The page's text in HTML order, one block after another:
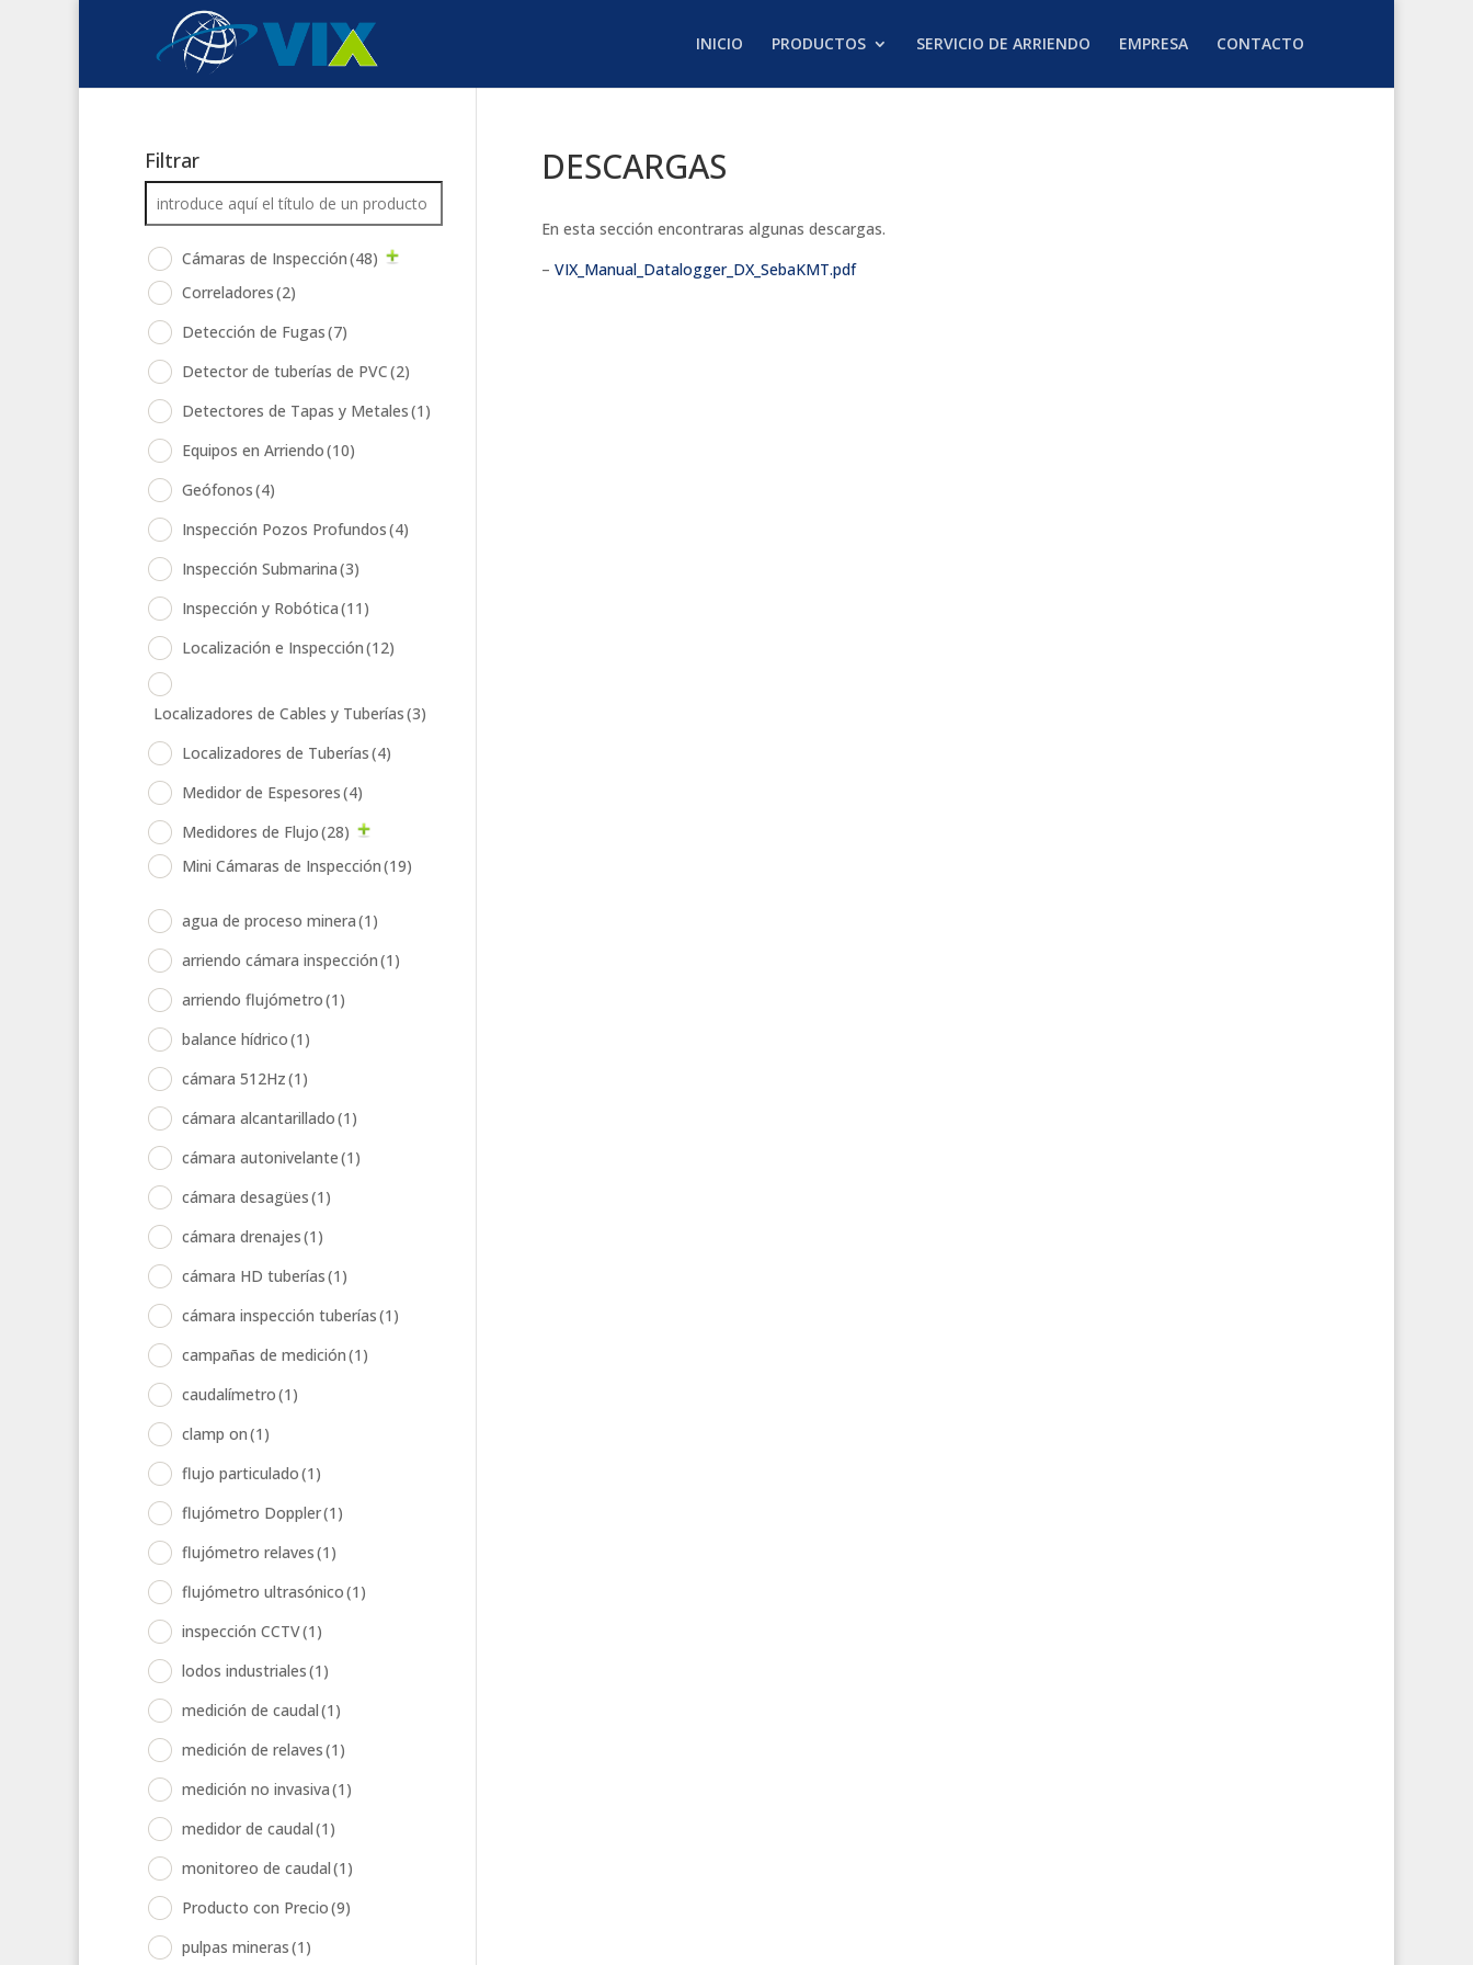
INICIO PRODUCTOS SERVICIO DE ARRIENDO EMPRESA CONTACTO
DESCARGAS
En esta sección encontraras algunas descargas.
– VIX_Manual_Datalogger_DX_SebaKMT.pdf
Filtrar
Cámaras de Inspección(48)
Correladores(2)
Detección de Fugas(7)
Detector de tuberías de PVC(2)
Detectores de Tapas y Metales(1)
Equipos en Arriendo(10)
Geófonos(4)
Inspección Pozos Profundos(4)
Inspección Submarina(3)
Inspección y Robótica(11)
Localización e Inspección(12)
Localizadores de Cables y Tuberías(3)
Localizadores de Tuberías(4)
Medidor de Espesores(4)
Medidores de Flujo(28)
Mini Cámaras de Inspección(19)
agua de proceso minera(1)
arriendo cámara inspección(1)
arriendo flujómetro(1)
balance hídrico(1)
cámara 512Hz(1)
cámara alcantarillado(1)
cámara autonivelante(1)
cámara desagües(1)
cámara drenajes(1)
cámara HD tuberías(1)
cámara inspección tuberías(1)
campañas de medición(1)
caudalímetro(1)
clamp on(1)
flujo particulado(1)
flujómetro Doppler(1)
flujómetro relaves(1)
flujómetro ultrasónico(1)
inspección CCTV(1)
lodos industriales(1)
medición de caudal(1)
medición de relaves(1)
medición no invasiva(1)
medidor de caudal(1)
monitoreo de caudal(1)
Producto con Precio(9)
pulpas mineras(1)